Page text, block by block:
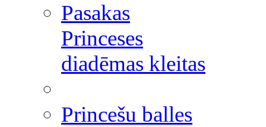
Pasakas
Princeses
diadēmas kleitas
Princešu balles